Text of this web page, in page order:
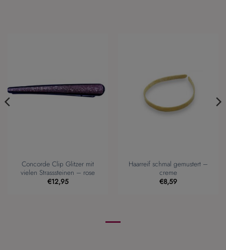
Concorde Clip Glitzer mit
vielen Strasssteinen – rose
€12,95
Haarreif schmal gemustert –
creme
€8,59